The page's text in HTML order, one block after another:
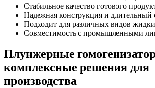
Стабильное качество готового
Надежная конструкция и длительный
Подходит для различных видов
Совместимость с промышленными
Плунжерные
комплексные решения для
производства